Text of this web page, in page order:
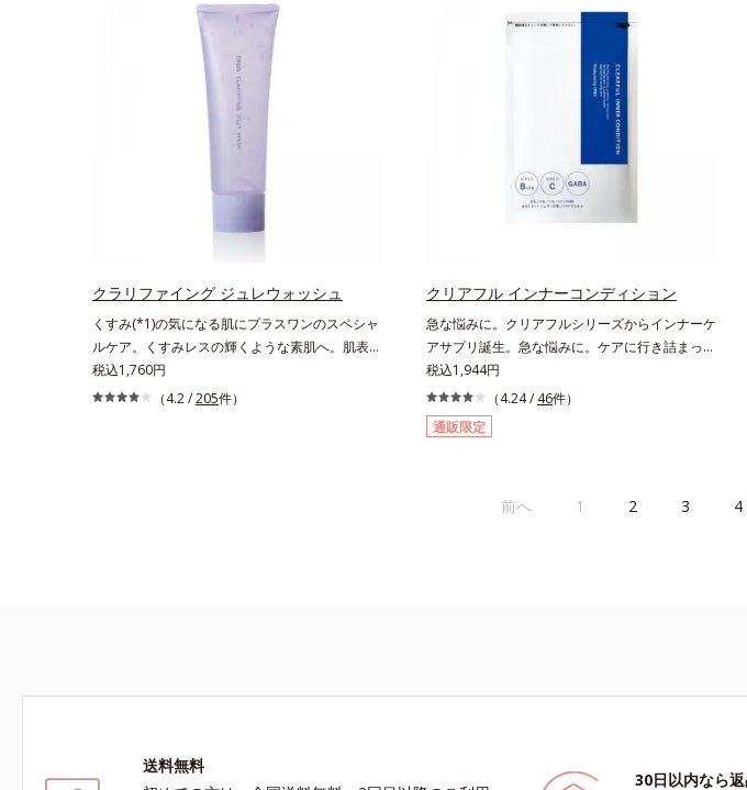
のがベスト。「クリアフル エッセンス カバー フ
ァンデーション」は紫外線吸収剤不使用のうえ、
敏感肌対象パッチテスト済(*2)、ノンコメドジェ
ニックテスト済(*3)で、とことん肌のことを考え
た設計。さらに美容成分に包まれた水分保持力の
高い粉体や和漢植物由来成分をはじめとした、肌
をいたわる保湿成分をたっぷり配合しました。肌
ーして、自然な陶器肌を叶えます。*1 乾燥など
美容液成分(*2)を6つも配合。保水してうるおい
す成分で、髪も地肌も贅沢にケアします。さらに
うるおいを行き渡らせる浸透力と、うるおいをキ
ープする保水力を誇る新技術を採用。髪のうねり
を抑え、スタイリングのしやすい、ずっと触れて
いたくなるうるツヤ髪へと導きます。ヒノキ、ラ
ベンダー、ゼラニウムによるリフレッシュアロマ
の香りで、バスルームがここちよいリラックス空
間に。*1 うねり、パサつき*2 保湿成分
クラリファイング ジュレウォッシュ
くすみ(*1)の気になる肌にプラスワンのスペシャ
ルケア。くすみレスの輝くような素肌へ。肌表面
の余分な角層を落として、くすみ(*1)レスな輝く
ような素肌へ整える(*2)スペシャル洗顔料です。
い……。こんなお悩みが気になるときに。週に1
去することで健やかな肌を保ち、うるおいを保つ
ことで肌を整えること*3 加水分解コンキオリン
税込1,760円
（4.2 /205件）
クリアフル インナーコンディション
急な悩みに。クリアフルシリーズからインナーケ
アサプリ誕生。急な悩みに。ケアに行き詰まった
すべての女性に送る、「クリアフルシリーズ」の
オールインワンサプリメントです。ビタミンB1
とB2を配合。ビタミンB6とビタミンCは、タイ
ムリリース加工でじっくり時間をかけて放出され
会に負けないためのGABAも配合しました。現代
税込1,944円
（4.24 / 46件）
通販限定
前へ 1 2 3 4
送料無料
30日以内なら